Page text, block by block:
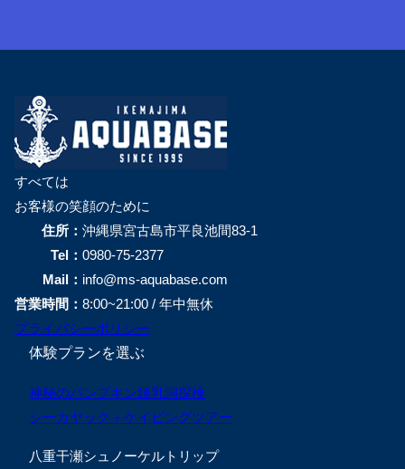
すべては
お客様の笑顔のために
住所： 沖縄県宮古島市平良池間83-1
Tel： 0980-75-2377
Mail： info@ms-aquabase.com
営業時間： 8:00~21:00 / 年中無休
プライバシーポリシー
体験プランを選ぶ
神秘のパンプキン鍾乳洞探検
シーカヤック＋ケイビングツアー
八重干瀬シュノーケルトリップ